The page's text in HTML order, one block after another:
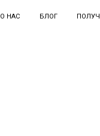
О НАС БЛОГ